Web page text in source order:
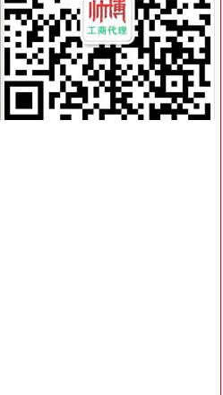
成都注册外贸公司需要考虑哪些问题？-商
如何注册外贸公司-外贸公司注册流程与条
[理论研讨]有注册外贸公司经验的吗？请
【外贸公司注册,上海外贸公司注册】厂
自贸区注册外贸公司条件及费用-商务服务-
武汉外贸公司注册【价格,品牌,供应商】-
注册外贸公司的条件与要求_创业家园_天
注册外贸公司、香港公司注册、商标注册
请问大家为什么不直接注册外贸公司,而
供应海贸易公司办理,上海办理进出口贸
瑞丰德永外贸企业注册离岸公司是对外
武汉外贸公司注册【价格,品牌,供应商】-
注册外贸公司、香港公司注册、商标注册